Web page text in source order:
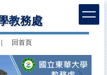
教務處
回首頁